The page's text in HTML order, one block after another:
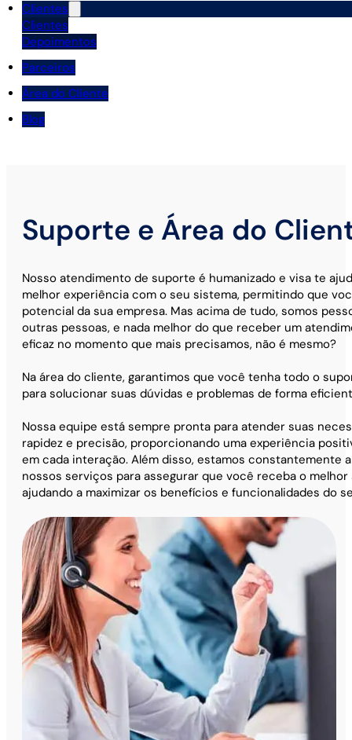
Clientes
Clientes
Depoimentos
Parceiros
Área do Cliente
Blog
Suporte e Área do
Nosso atendimento de suporte é humanizado e visa te
melhor experiência com o seu sistema, permitindo que
potencial da sua empresa. Mas acima de tudo, somos
outras pessoas, e nada melhor do que receber um
eficaz no momento que mais precisamos, não é mesmo?
Na área do cliente, garantimos que você tenha todo o
para solucionar suas dúvidas e problemas de forma
Nossa equipe está sempre pronta para atender suas
rapidez e precisão, proporcionando uma experiência
em cada interação. Além disso, estamos constantemente
nossos serviços para assegurar que você receba o
ajudando a maximizar os benefícios e funcionalidades do